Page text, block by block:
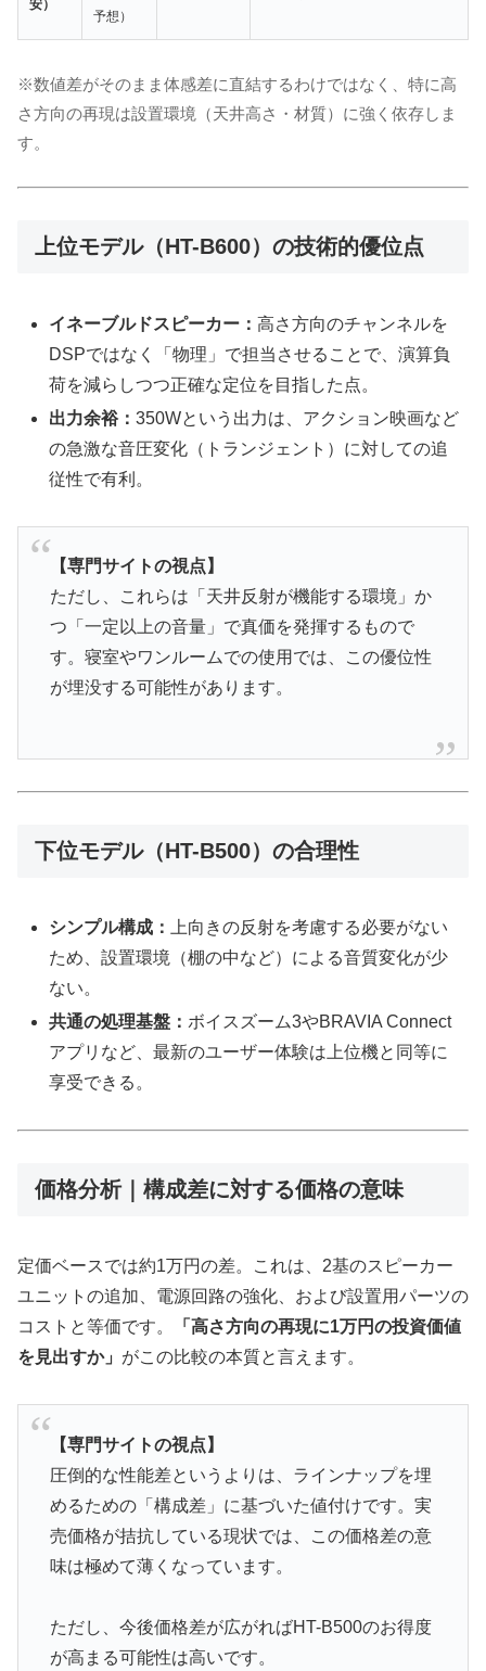
安）
予想）
※数値差がそのまま体感差に直結するわけではなく、特に高
さ方向の再現は設置環境（天井高さ・材質）に強く依存しま
す。
上位モデル（HT-B600）の技術的優位点
イネーブルドスピーカー：高さ方向のチャンネルを
DSPではなく「物理」で担当させることで、演算負
荷を減らしつつ正確な定位を目指した点。
出力余裕：350Wという出力は、アクション映画など
の急激な音圧変化（トランジェント）に対しての追
従性で有利。
【専門サイトの視点】
ただし、これらは「天井反射が機能する環境」か
つ「一定以上の音量」で真価を発揮するもので
す。寝室やワンルームでの使用では、この優位性
が埋没する可能性があります。
下位モデル（HT-B500）の合理性
シンプル構成：
上向きの反射を考慮する必要がない
ため、設置環境（棚の中など）による音質変化が少
ない。
共通の処理基盤： ボイスズーム3やBRAVIA Connect
アプリなど、最新のユーザー体験は上位機と同等に
享受できる。
価格分析｜構成差に対する価格の意味
定価ベースでは約1万円の差。これは、2基のスピーカー
ユニットの追加、電源回路の強化、および設置用パーツの
コストと等価です。
「高さ方向の再現に1万円の投資価値
を見出すか」 がこの比較の本質と言えます。
【専門サイトの視点】
圧倒的な性能差というよりは、ラインナップを埋
めるための「構成差」に基づいた値付けです。実
売価格が拮抗している現状では、この価格差の意
味は極めて薄くなっています。
ただし、今後価格差が広がればHT-B500のお得度
が高まる可能性は高いです。